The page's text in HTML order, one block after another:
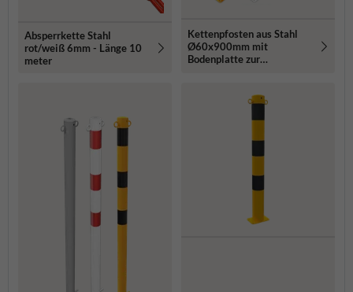
Absperrkette Stahl
rot/weiß 6mm - Länge 10
meter
Kettenpfosten aus Stahl
Ø60x900mm mit
Bodenplatte zur